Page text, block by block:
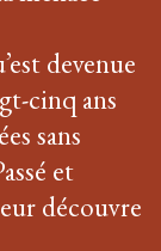
devenue
cinq ans
sans
et
découvre